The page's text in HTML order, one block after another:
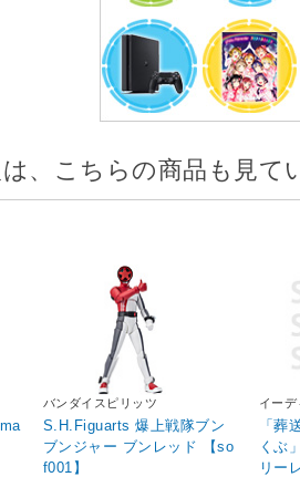
、こちらの商品も見て
バンダイスピリッツ
S.H.Figuarts 爆上戦隊ブン
ブンジャー ブンレッド 【so
f001】
イーデ
「葬
くぶ
リー